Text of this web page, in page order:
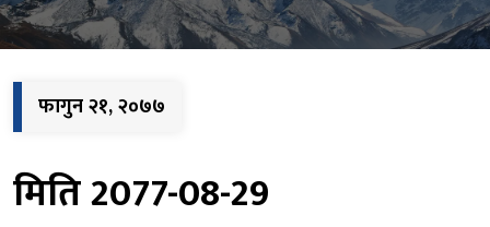
फागुन २१, २०७७
मिति 2077-08-29